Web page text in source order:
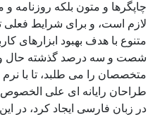
چاپگرها و متون بلکه روزنامه
لازم است، و برای شرایط فعلی
متنوع با هدف بهبود ابزارهای
شصت و سه درصد گذشته حال و
متخصصان را می طلبد، تا با
طراحان رایانه ای علی
در زبان فارسی ایجاد کرد، در